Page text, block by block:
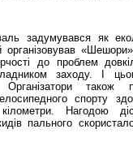
задумувався як
до проблем
заходу. І
також
спорту
Нагодою
пального